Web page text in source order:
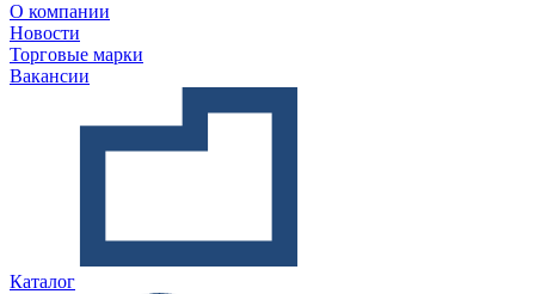
О компании
Новости
Торговые марки
Вакансии
Каталог